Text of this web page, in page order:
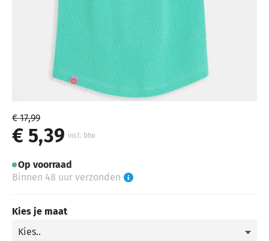
€ 17,99
€ 5,39 incl. btw
Op voorraad
Binnen 48 uur verzonden
Kies je maat